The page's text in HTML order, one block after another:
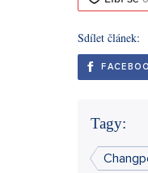
Sdílet článek:
Tagy: